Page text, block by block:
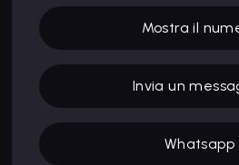
Mostra il
Invia un
Whatsapp